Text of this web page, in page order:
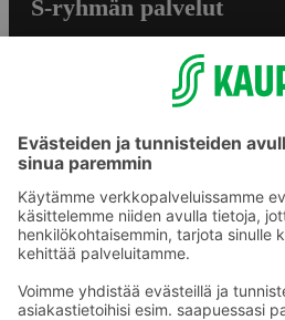
S-ryhmän palvelut
S-ostoslista -sovellus
Prisma.fi
Sokos.fi
S-Pankki
Yhteishyvä
Sokos Hotels
Raflaamo